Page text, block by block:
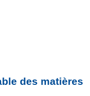
des matières